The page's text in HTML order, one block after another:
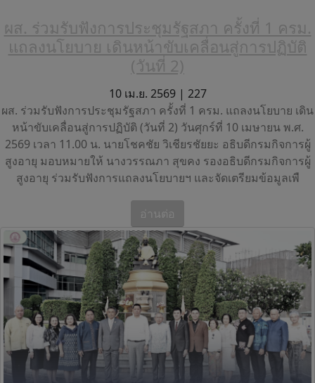
ผส. ร่วมรับฟังการประชุมรัฐสภา ครั้งที่ 1 ครม.
แถลงนโยบาย เดินหน้าขับเคลื่อนสู่การปฏิบัติ
(วันที่ 2)
10 เม.ย. 2569 | 227
ผส. ร่วมรับฟังการประชุมรัฐสภา ครั้งที่ 1 ครม. แถลงนโยบาย เดิน
หน้าขับเคลื่อนสู่การปฏิบัติ (วันที่ 2) วันศุกร์ที่ 10 เมษายน พ.ศ.
2569 เวลา 11.00 น. นายโชคชัย วิเชียรชัยยะ อธิบดีกรมกิจการผู้
สูงอายุ มอบหมายให้ นางวรรณภา สุขคง รองอธิบดีกรมกิจการผู้
สูงอายุ ร่วมรับฟังการแถลงนโยบายฯ และจัดเตรียมข้อมูลเพื
อ่านต่อ